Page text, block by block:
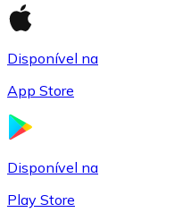
Disponível na
App Store
Disponível na
Play Store